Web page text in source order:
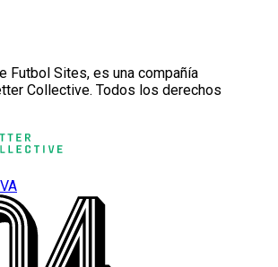
Futbol Sites, es una compañía
Collective. Todos los derechos